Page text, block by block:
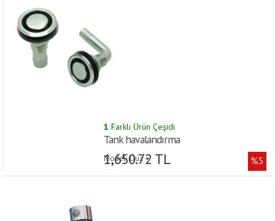
1 Farklı Ürün Çeşidi
Tank havalandırma
Model: Düz •
1,650.72 TL %5